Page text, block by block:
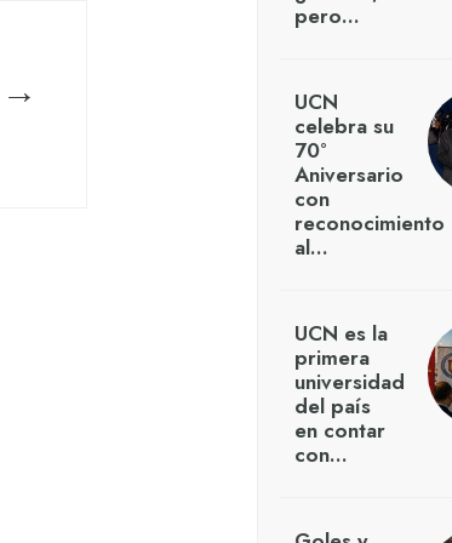
→
pero…
UCN
celebra su
70°
Aniversario
con
reconocimiento
al…
UCN es la
primera
universidad
del país
en contar
con…